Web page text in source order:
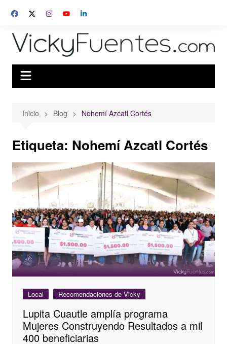
contenido
Inicio Blog Nohemí Azcatl Cortés
Etiqueta: Nohemí Azcatl Cortés
Local Recomendaciones de Vicky
Lupita Cuautle amplía programa
Mujeres Construyendo Resultados a mil
400 beneficiarias